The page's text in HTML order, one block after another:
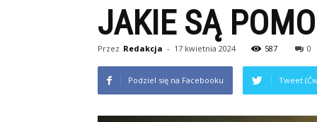
JAKIE SĄ
Przez Redakcja - 17 kwietnia 2024 587 0
Podziel się na Facebooku Tweet